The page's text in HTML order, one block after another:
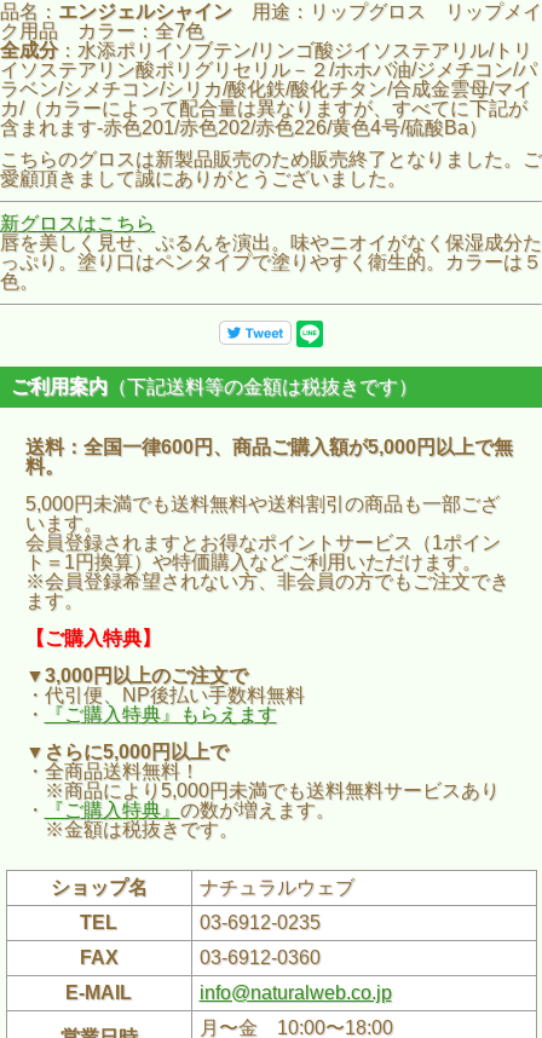
品名： エンジェルシャイン 用途：リップグロス リップメイ
ク用品 カラー：全7色
全成分：水添ポリイソブテン/リンゴ酸ジイソステアリル/トリ
イソステアリン酸ポリグリセリル－２/ホホバ油/ジメチコン/パ
ラベン/シメチコン/シリカ/酸化鉄/酸化チタン/合成金雲母/マイ
カ/（カラーによって配合量は異なりますが、すべてに下記が
含まれます-赤色201/赤色202/赤色226/黄色4号/硫酸Ba）
こちらのグロスは新製品販売のため販売終了となりました。ご
愛顧頂きまして誠にありがとうございました。
新グロスはこちら
唇を美しく見せ、ぷるんを演出。味やニオイがなく保湿成分た
っぷり。塗り口はペンタイプで塗りやすく衛生的。カラーは５
色。
ご利用案内 （下記送料等の金額は税抜きです）
送料：全国一律600円、商品ご購入額が5,000円以上で無
料。
5,000円未満でも送料無料や送料割引の商品も一部ござ
います。
会員登録されますとお得なポイントサービス（1ポイン
ト＝1円換算）や特価購入などご利用いただけます。
※会員登録希望されない方、非会員の方でもご注文でき
ます。
【ご購入特典】
▼3,000円以上のご注文で
・代引便、NP後払い手数料無料
・
『ご購入特典』もらえます
▼さらに5,000円以上で
・全商品送料無料！
※商品により5,000円未満でも送料無料サービスあり
・
『ご購入特典』 の数が増えます。
※金額は税抜きです。
ショップ名
ナチュラルウェブ
TEL
03-6912-0235
FAX
03-6912-0360
E-MAIL
info@naturalweb.co.jp
月〜金 10:00〜18:00